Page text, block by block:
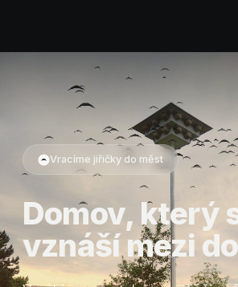
Vracíme jiřičky do měst
Domov, který
vznáší mezi